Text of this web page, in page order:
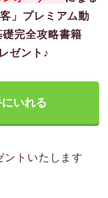
」プレミアム動
完全攻略書籍
ゼント♪
いれる
トいたします